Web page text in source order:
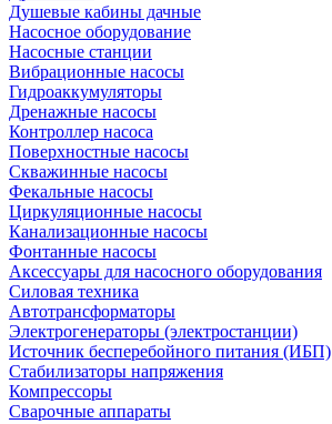
Душевые кабины дачные
Насосное оборудование
Насосные станции
Вибрационные насосы
Гидроаккумуляторы
Дренажные насосы
Контроллер насоса
Поверхностные насосы
Скважинные насосы
Фекальные насосы
Циркуляционные насосы
Канализационные насосы
Фонтанные насосы
Аксессуары для насосного оборудования
Силовая техника
Автотрансформаторы
Электрогенераторы (электростанции)
Источник бесперебойного питания (ИБП)
Стабилизаторы напряжения
Компрессоры
Сварочные аппараты